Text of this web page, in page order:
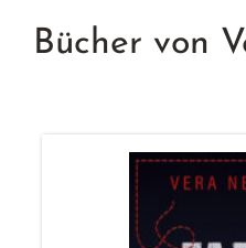
Bücher von